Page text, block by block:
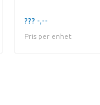
??? -,--
Pris per enhet